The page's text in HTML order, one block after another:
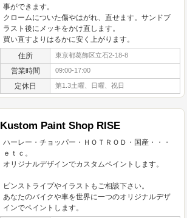
事ができます。
クロームについた傷やはがれ、直せます。サンドブ
ラスト後にメッキをかけ直します。
買い直すよりはるかに安く上がります。
住所 東京都葛飾区立石2-18-8
営業時間 09:00-17:00
定休日 第1.3土曜、日曜、祝日
Kustom Paint Shop RISE
ハーレー・チョッパー・ＨＯＴＲＯＤ・国産・・・
ｅｔｃ。
オリジナルデザインでカスタムペイントします。
ピンストライプやイラストもご相談下さい。
あなたのバイクや車を世界に一つのオリジナルデザ
インでペイントします。